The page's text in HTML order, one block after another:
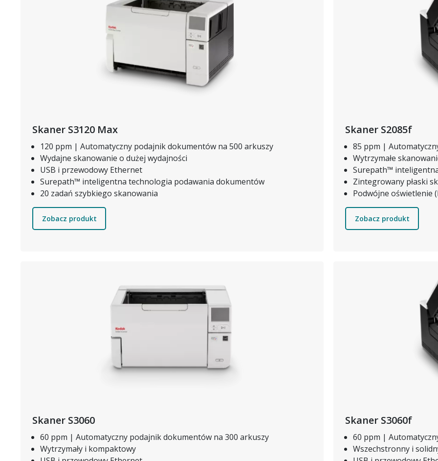
Skaner S3120 Max
120 ppm | Automatyczny podajnik dokumentów na 500 arkuszy
Wydajne skanowanie o dużej wydajności
USB i przewodowy Ethernet
Surepath™ inteligentna technologia podawania dokumentów
20 zadań szybkiego skanowania
Zobacz produkt
Skaner S2085f
85 ppm |
Wytrzymałe
Surepath™
Zintegrowany płaski
Podwójne oświetlenie
Zobacz produkt
Skaner S3060
60 ppm | Automatyczny podajnik dokumentów na 300 arkuszy
Wytrzymały i kompaktowy
Skaner S3060f
60 ppm |
Wszechstronny i